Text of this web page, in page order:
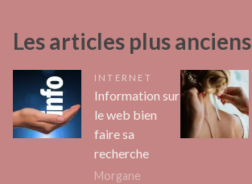
Les articles plus anciens
INTERNET
Information sur
le web bien
faire sa
recherche
Morgane